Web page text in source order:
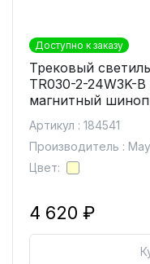
Доступно к заказу
Трековый
TR030-2-24W3K-
магнитный
Артикул : 184541
Производитель :
Цвет:
4 620 ₽